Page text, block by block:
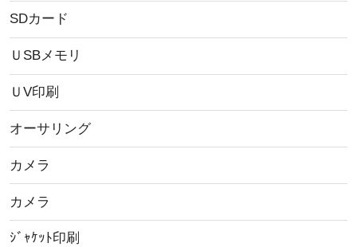
SDカード
ＵSBメモリ
ＵV印刷
オーサリング
カメラ
カメラ
ｼﾞｬｹｯﾄ印刷